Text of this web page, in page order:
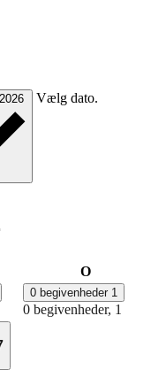
Vælg dato.
Oonsdag
0 begivenheder 1
0 begivenheder, 1